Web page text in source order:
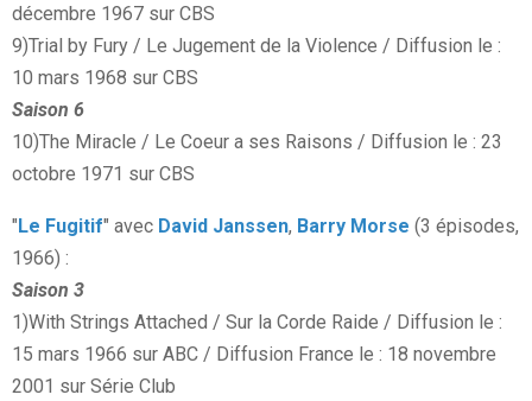
décembre 1967 sur CBS
9)Trial by Fury / Le Jugement de la Violence / Diffusion le :
10 mars 1968 sur CBS
Saison 6
10)The Miracle / Le Coeur a ses Raisons / Diffusion le : 23
octobre 1971 sur CBS
"Le Fugitif" avec David Janssen, Barry Morse (3 épisodes,
1966) :
Saison 3
1)With Strings Attached / Sur la Corde Raide / Diffusion le :
15 mars 1966 sur ABC / Diffusion France le : 18 novembre
2001 sur Série Club